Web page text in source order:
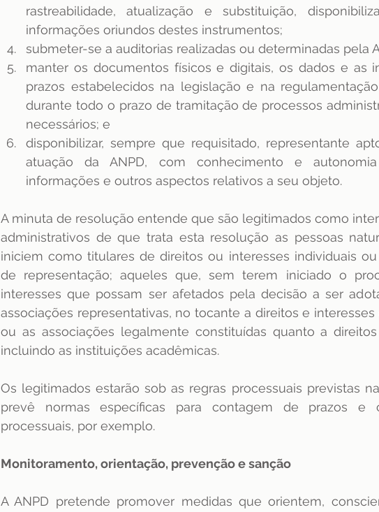
rastreabilidade, atualização e substituição,
informações oriundos destes instrumentos;
submeter-se a auditorias realizadas ou determinadas pela
manter os documentos físicos e digitais, os dados e as
prazos estabelecidos na legislação e na
durante todo o prazo de tramitação de processos
necessários; e
disponibilizar, sempre que requisitado, representante
atuação da ANPD, com conhecimento e
informações e outros aspectos relativos a seu objeto.
A minuta de resolução entende que são legitimados como
administrativos de que trata esta resolução as pessoas
iniciem como titulares de direitos ou interesses individuais
de representação; aqueles que, sem terem iniciado o
interesses que possam ser afetados pela decisão a ser
associações representativas, no tocante a direitos e
ou as associações legalmente constituídas quanto a
incluindo as instituições acadêmicas.
Os legitimados estarão sob as regras processuais previstas
prevê normas específicas para contagem de prazos e
processuais, por exemplo.
Monitoramento, orientação, prevenção e sanção
A ANPD pretende promover medidas que orientem,